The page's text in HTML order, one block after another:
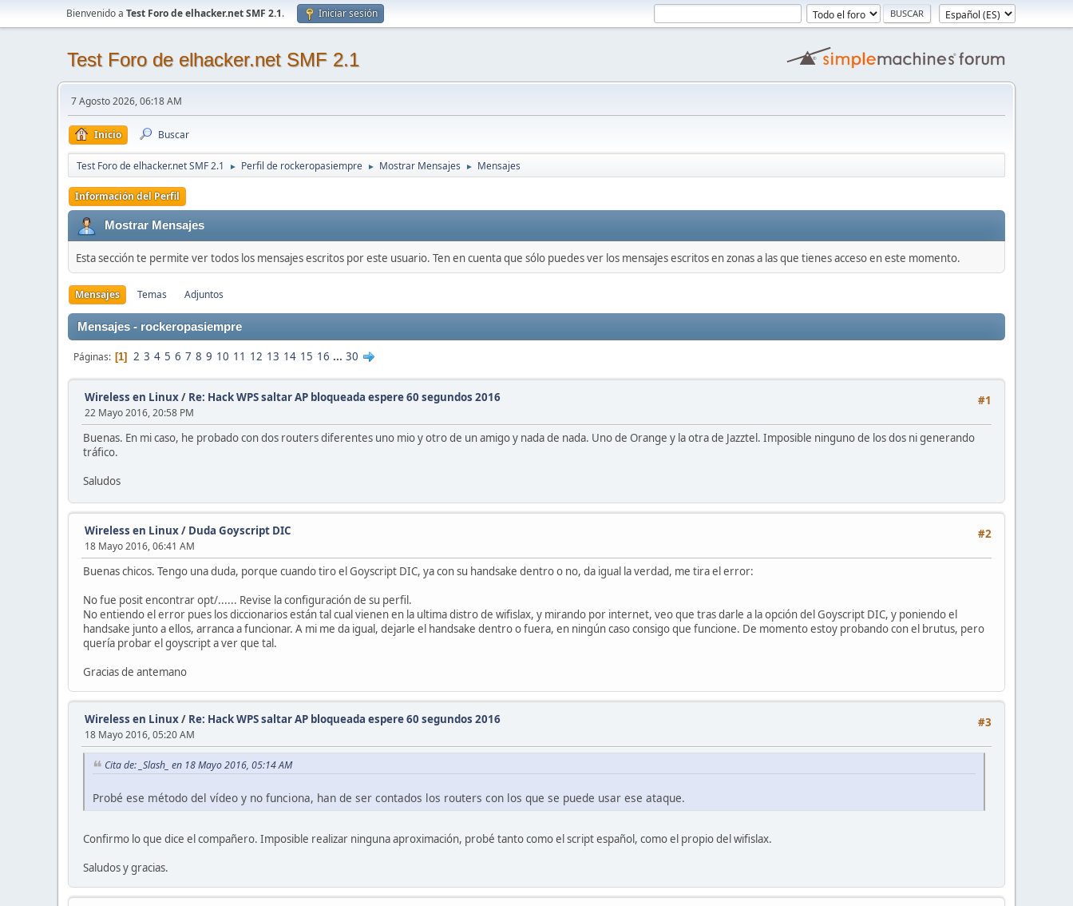
Bienvenido a Test Foro de elhacker.net SMF 2.1. Iniciar sesión
Test Foro de elhacker.net SMF 2.1
7 Agosto 2026, 06:18 AM
Inicio Buscar
Test Foro de elhacker.net SMF 2.1 ► Perfil de rockeropasiempre ► Mostrar Mensajes ► Mensajes
Información del Perfil
Mostrar Mensajes
Esta sección te permite ver todos los mensajes escritos por este usuario. Ten en cuenta que sólo puedes ver los mensajes escritos en zonas a las que tienes acceso en este momento.
Mensajes Temas Adjuntos
Mensajes - rockeropasiempre
Páginas 1 2 3 4 5 6 7 8 9 10 11 12 13 14 15 16 ... 30
#1
Wireless en Linux/ Re: Hack WPS saltar AP bloqueada espere 60 segundos 2016
22 Mayo 2016, 20:58 PM
Buenas. En mi caso, he probado con dos routers diferentes uno mio y otro de un amigo y nada de nada. Uno de Orange y la otra de Jazztel. Imposible ninguno de los dos ni generando
tráfico.
Saludos
#2
Wireless en Linux/ Duda Goyscript DIC
18 Mayo 2016, 06:41 AM
Buenas chicos. Tengo una duda, porque cuando tiro el Goyscript DIC, ya con su handsake dentro o no, da igual la verdad, me tira el error:
No fue posit encontrar opt/...... Revise la configuración de su perfil.
No entiendo el error pues los diccionarios están tal cual vienen en la ultima distro de wifislax, y mirando por internet, veo que tras darle a la opción del Goyscript DIC, y poniendo el
handsake junto a ellos, arranca a funcionar. A mi me da igual, dejarle el handsake dentro o fuera, en ningún caso consigo que funcione. De momento estoy probando con el brutus, pero
quería probar el goyscript a ver que tal.
Gracias de antemano
#3
Wireless en Linux/ Re: Hack WPS saltar AP bloqueada espere 60 segundos 2016
18 Mayo 2016, 05:20 AM
Cita de: _Slash_ en 18 Mayo 2016, 05:14 AM
Probé ese método del vídeo y no funciona, han de ser contados los routers con los que se puede usar ese ataque.
Confirmo lo que dice el compañero. Imposible realizar ninguna aproximación, probé tanto como el script español, como el propio del wifislax.
Saludos y gracias.